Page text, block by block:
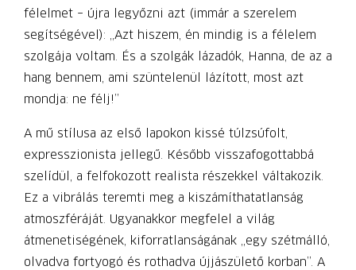
félelmet – újra legyőzni azt (immár a szerelem
segítségével): „Azt hiszem, én mindig is a félelem
szolgája voltam. És a szolgák lázadók, Hanna, de az a
hang bennem, ami szüntelenül lázított, most azt
mondja: ne félj!”
A mű stílusa az első lapokon kissé túlzsúfolt,
expresszionista jellegű. Később visszafogottabbá
szelídül, a felfokozott realista részekkel váltakozik.
Ez a vibrálás teremti meg a kiszámíthatatlanság
atmoszféráját. Ugyanakkor megfelel a világ
átmenetiségének, kiforratlanságának „egy szétmálló,
olvadva fortyogó és rothadva újjászülető korban”. A